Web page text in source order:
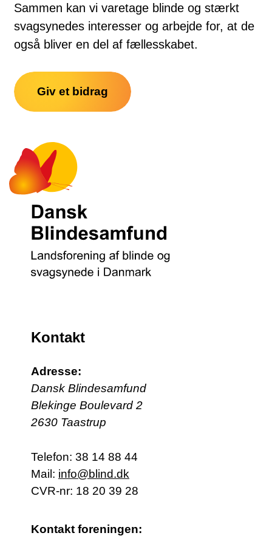
Sammen kan vi varetage blinde og stærkt
svagsynedes interesser og arbejde for, at de
også bliver en del af fællesskabet.
Giv et bidrag
Kontakt
Adresse:
Dansk Blindesamfund
Blekinge Boulevard 2
2630 Taastrup
Telefon: 38 14 88 44
Mail: info@blind.dk
CVR-nr: 18 20 39 28
Kontakt foreningen: